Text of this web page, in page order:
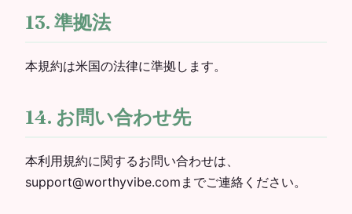
13. 準拠法
本規約は米国の法律に準拠します。
14. お問い合わせ先
本利用規約に関するお問い合わせは、
support@worthyvibe.comまでご連絡ください。